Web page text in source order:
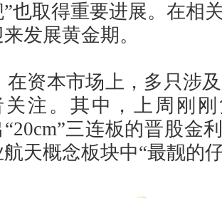
”也取得重要进展。在相
发展黄金期。
在资本市场上，多只涉
关注。其中，上周刚
“20cm”三连板的晋股金
航天概念板块中“最靓的